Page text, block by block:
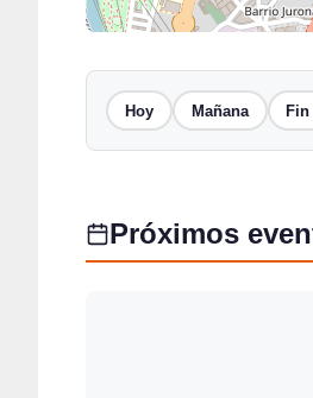
Hoy Mañana Fin
Próximos